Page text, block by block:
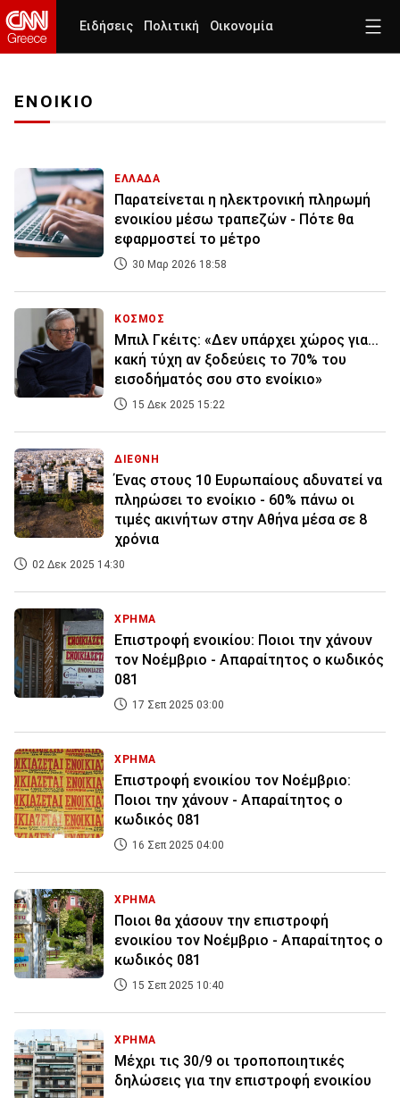
Ειδήσεις Πολιτική Οικονομία
ΕΝΟΙΚΙΟ
ΕΛΛΑΔΑ
Παρατείνεται η ηλεκτρονική πληρωμή
ενοικίου μέσω τραπεζών - Πότε θα
εφαρμοστεί το μέτρο
30 Μαρ 2026 18:58
ΚΟΣΜΟΣ
Μπιλ Γκέιτς: «Δεν υπάρχει χώρος για...
κακή τύχη αν ξοδεύεις το 70% του
εισοδήματός σου στο ενοίκιο»
15 Δεκ 2025 15:22
ΔΙΕΘΝΗ
Ένας στους 10 Ευρωπαίους αδυνατεί να
πληρώσει το ενοίκιο - 60% πάνω οι
τιμές ακινήτων στην Αθήνα μέσα σε 8
χρόνια
02 Δεκ 2025 14:30
ΧΡΗΜΑ
Επιστροφή ενοικίου: Ποιοι την χάνουν
τον Νοέμβριο - Απαραίτητος ο κωδικός
081
17 Σεπ 2025 03:00
ΧΡΗΜΑ
Επιστροφή ενοικίου τον Νοέμβριο:
Ποιοι την χάνουν - Απαραίτητος ο
κωδικός 081
16 Σεπ 2025 04:00
ΧΡΗΜΑ
Ποιοι θα χάσουν την επιστροφή
ενοικίου τον Νοέμβριο - Απαραίτητος ο
κωδικός 081
15 Σεπ 2025 10:40
ΧΡΗΜΑ
Μέχρι τις 30/9 οι τροποποιητικές
δηλώσεις για την επιστροφή ενοικίου